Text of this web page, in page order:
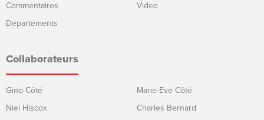
Commentaires
Départements
Video
Collaborateurs
Gino Côté
Niel Hiscox
Marie-Eve Côté
Charles Bernard